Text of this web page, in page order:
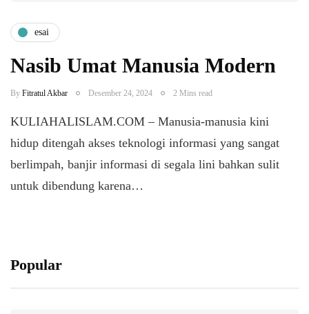
esai
Nasib Umat Manusia Modern
By Fitratul Akbar Desember 24, 2024 2 Mins read
KULIAHALISLAM.COM – Manusia-manusia kini
hidup ditengah akses teknologi informasi yang sangat
berlimpah, banjir informasi di segala lini bahkan sulit
untuk dibendung karena…
Popular